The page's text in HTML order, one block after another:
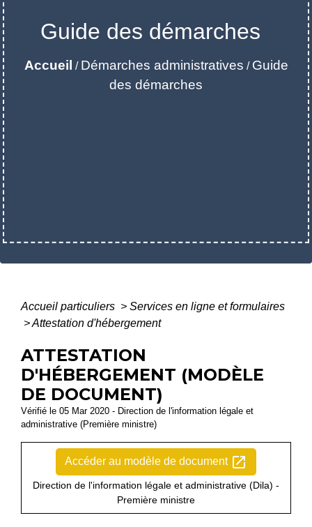
Guide des démarches
Accueil / Démarches administratives / Guide
des démarches
Accueil particuliers > Services en ligne et formulaires
>Attestation d'hébergement
ATTESTATION
D'HÉBERGEMENT (MODÈLE
DE DOCUMENT)
Vérifié le 05 Mar 2020 - Direction de l'information légale et
administrative (Première ministre)
Accéder au modèle de document open_in_new
Direction de l'information légale et administrative (Dila) -
Première ministre